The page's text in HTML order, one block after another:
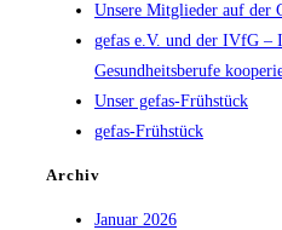
Unsere Mitglieder auf der
gefas e.V. und der IVfG –
Gesundheitsberufe
Unser gefas-Frühstück
gefas-Frühstück
Archiv
Januar 2026